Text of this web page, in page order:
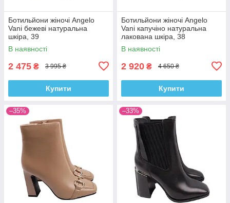
Ботильйони жіночі Angelo
Vani бежеві натуральна
шкіра, 39
В наявності
2 475 ₴ 3 995 ₴
Купити
Ботильйони жіночі Angelo
Vani капучіно натуральна
лакована шкіра, 38
В наявності
2 920 ₴ 4 650 ₴
Купити
–35% –33%